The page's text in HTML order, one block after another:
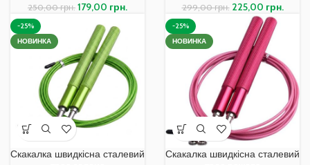
250,00грн. 179,00 грн. 299,00грн. 225,00 грн.
-25%
НОВИНКА
Скакалка швидкісна сталевий
-25%
НОВИНКА
Скакалка швидкісна сталевий